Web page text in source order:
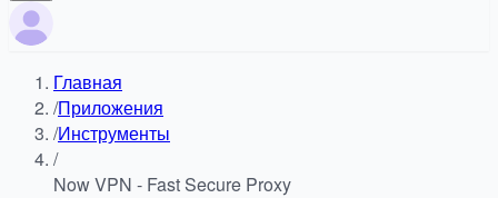
Главная
/Приложения
/Инструменты
/
Now VPN - Fast Secure Proxy